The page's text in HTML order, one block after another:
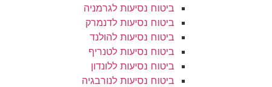
ביטוח נסיעות לגרמניה
ביטוח נסיעות לדנמרק
ביטוח נסיעות להולנד
ביטוח נסיעות לטנריף
ביטוח נסיעות ללונדון
ביטוח נסיעות לנורבגיה